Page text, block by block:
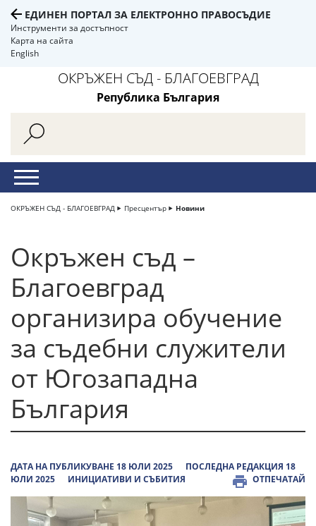
ЕДИНЕН ПОРТАЛ ЗА ЕЛЕКТРОННО ПРАВОСЪДИЕ
Инструменти за достъпност
Карта на сайта
English
ОКРЪЖЕН СЪД - БЛАГОЕВГРАД
Република България
ОКРЪЖЕН СЪД - БЛАГОЕВГРАД Пресцентър Новини
Окръжен съд –
Благоевград
организира обучение
за съдебни служители
от Югозападна
България
ДАТА НА ПУБЛИКУВАНЕ 18 ЮЛИ 2025
ПОСЛЕДНА РЕДАКЦИЯ 18
ЮЛИ 2025
ИНИЦИАТИВИ И СЪБИТИЯ ОТПЕЧАТАЙ